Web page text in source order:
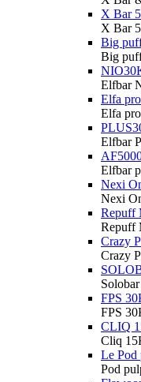
X Bar
X Bar
Big
Big
Elfbar
Elfa
Elfa
Elfbar
Elfbar
Nexi
Nexi
Repuff
Repuff
Crazy
Crazy
FPS
FPS
CLIQ
Cliq
Le Pod
Pod